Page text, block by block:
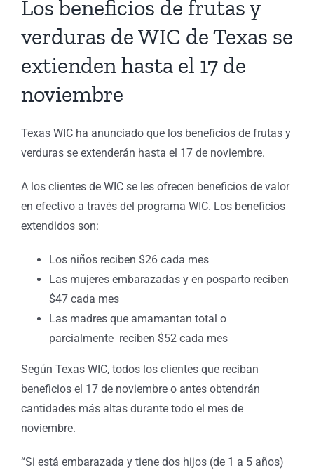
Los beneficios de frutas y
verduras de WIC de Texas se
extienden hasta el 17 de
noviembre
Texas WIC ha anunciado que los beneficios de frutas y
verduras se extenderán hasta el 17 de noviembre.
A los clientes de WIC se les ofrecen beneficios de valor
en efectivo a través del programa WIC. Los beneficios
extendidos son:
Los niños reciben $26 cada mes
Las mujeres embarazadas y en posparto reciben
$47 cada mes
Las madres que amamantan total o
parcialmente reciben $52 cada mes
Según Texas WIC, todos los clientes que reciban
beneficios el 17 de noviembre o antes obtendrán
cantidades más altas durante todo el mes de
noviembre.
“Si está embarazada y tiene dos hijos (de 1 a 5 años)